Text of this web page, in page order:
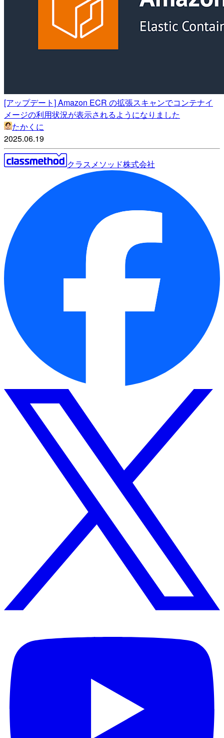
[アップデート] Amazon ECR の拡張スキャンでコンテナイ
メージの利用状況が表示されるようになりました
たかくに
2025.06.19
クラスメソッド株式会社